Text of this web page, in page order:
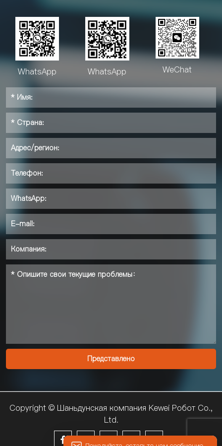
WhatsApp WhatsApp WeChat
Copyright © Шаньдунская компания Kewei Pобот Co.,
Ltd.
